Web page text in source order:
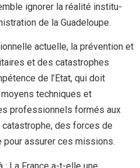
ignorer la réalité institu-
de la Guadeloupe.
actuelle, la prévention et
et des catastrophes
de l’Etat, qui doit
techniques et
professionnels formés aux
des forces de
assurer ces missions.
La France a-t-elle une